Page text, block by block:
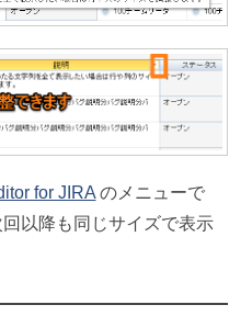
for JIRA のメニューで
回以降も同じサイズで表示